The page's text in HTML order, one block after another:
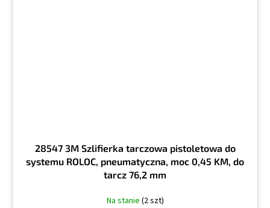
28547 3M Szlifierka tarczowa pistoletowa do
systemu ROLOC, pneumatyczna, moc 0,45 KM, do
tarcz 76,2 mm
Na stanie (2 szt)